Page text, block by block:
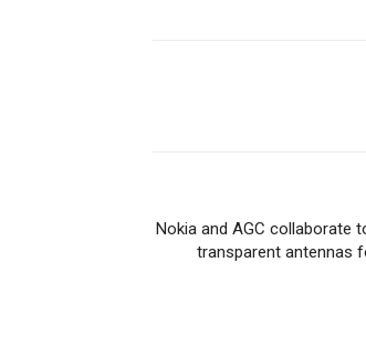
Nokia and AGC collaborate
transparent antennas